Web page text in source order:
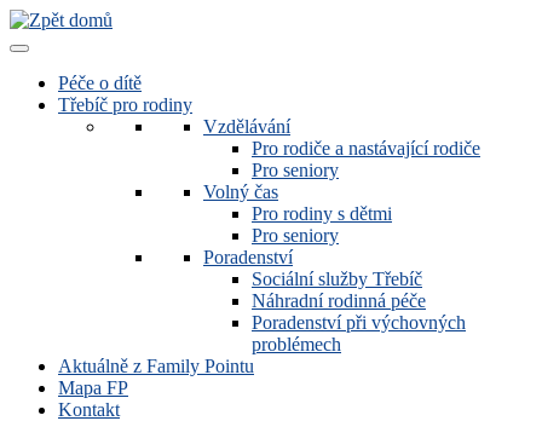
Zobrazit
celý
Péče o dítě
Třebíč pro rodiny
Vzdělávání
Pro rodiče a nastávající rodiče
Pro seniory
Volný čas
Pro rodiny s dětmi
Pro seniory
Poradenství
Sociální služby Třebíč
Náhradní rodinná péče
Poradenství při výchovných
problémech
Aktuálně z Family Pointu
Mapa FP
Kontakt